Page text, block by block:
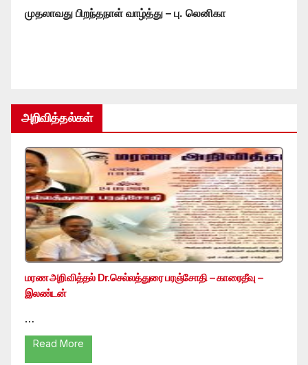
முதலாவது பிறந்தநாள் வாழ்த்து – பு. லெனிகா
அறிவித்தல்கள்
மரண அறிவித்தல் Dr.செல்லத்துரை பரஞ்சோதி – காரைதீவு –
இலண்டன்
…
Read More